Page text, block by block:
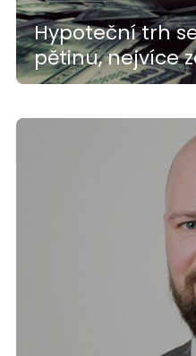
Hypoteční trh
pětinu, nejvíce